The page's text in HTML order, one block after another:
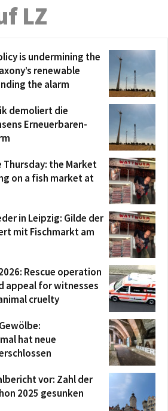
LZ
is undermining the
renewable
the alarm
demoliert die
Erneuerbaren-
Thursday: the Market
on a fish market at
in Leipzig: Gilde der
mit Fischmarkt am
Rescue operation
appeal for witnesses
cruelty
hat neue
vor: Zahl der
2025 gesunken